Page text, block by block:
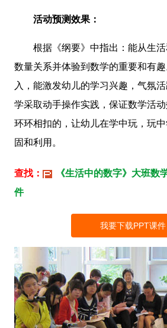
活动预测效果：
根据《纲要》中指出：能从生活
数量关系并体验到数学的重要和有
入，能激发幼儿的学习兴趣，气氛
学采取动手操作实践，保证数学活
环环相扣的，让幼儿在学中玩，玩
固和利用。
查找：
《生活中的数字》大班数
件
我要下载PPT课件